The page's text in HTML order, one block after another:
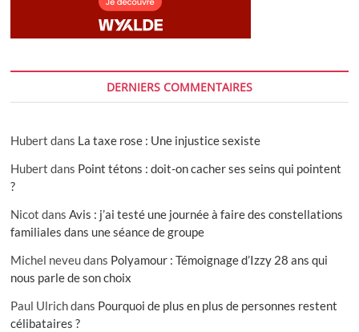
DERNIERS COMMENTAIRES
Hubert dans La taxe rose : Une injustice sexiste
Hubert dans Point tétons : doit-on cacher ses seins qui pointent
?
Nicot dansAvis : j’ai testé une journée à faire des constellations
familiales dans une séance de groupe
Michel neveudans Polyamour : Témoignage d’Izzy 28 ans qui
nous parle de son choix
Paul Ulrichdans Pourquoi de plus en plus de personnes restent
célibataires ?